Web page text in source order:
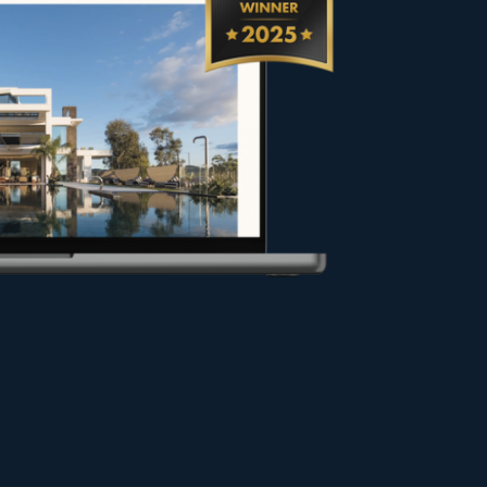
et propriétaires dans
les meilleures conditions ou
pour valoriser votre projet.